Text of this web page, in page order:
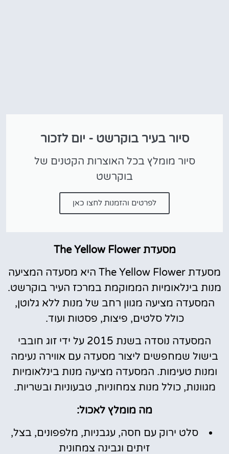
סיור בעיר בוקרשט - יום לזכור
סיור מומלץ בכל האוצרות הקטנים של
בוקרשט
לפרטים והזמנות לחצו כאן
מסעדת The Yellow Flower
מסעדת The Yellow Flower היא מסעדה המציעה
מנות בינלאומיות הממוקמת במרכז העיר בוקרשט.
המסעדה מציעה מגוון רחב של מנות ללא גלוטן,
כולל סלטים, פיצות, פסטות ועוד.
המסעדה נוסדה בשנת 2015 על ידי זוג חובבי
בישול שמחפשים ליצור מסעדה עם אווירה נעימה
ומנות טעימות. המסעדה מציעה מנות בינלאומיות
מגוונות, כולל מנות צמחוניות, טבעוניות ובשריות.
מה מומלץ לאכול:
סלט ירוק עם חסה, עגבניות, מלפפונים, בצל,
זיתים וגבינה צמחונית